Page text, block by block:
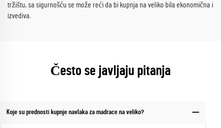
tržištu, sa sigurnošću se može reći da bi kupnja na veliko bila ekonomična i
izvediva.
Često se javljaju pitanja
Koje su prednosti kupnje navlaka za madrace na veliko?